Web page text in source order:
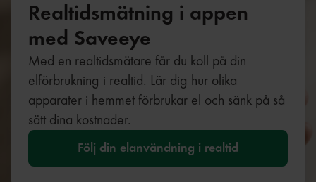
Realtidsmätning i appen
med Saveeye
Med en realtidsmätare får du koll på din
elförbrukning i realtid. Lär dig hur olika
apparater i hemmet förbrukar el och sänk på så
sätt dina kostnader.
Följ din elanvändning i realtid